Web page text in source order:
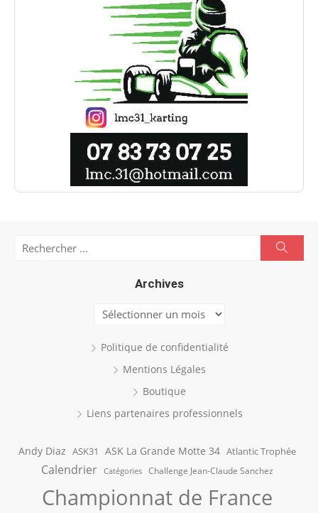
Archives
Archives
Politique de confidentialité
Mentions Légales
Boutique
Liens partenaires professionnels
Andy Diaz ASK31 ASK La Grande Motte 34 Atlantic Trophée
Calendrier Catégories Challenge Jean-Claude Sanchez
Championnat de France